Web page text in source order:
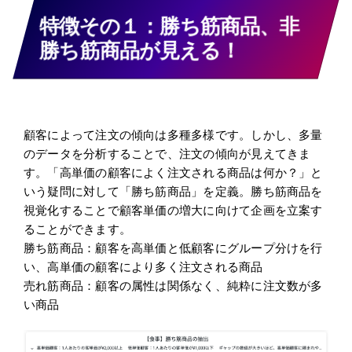
特徴その１：勝ち筋商品、非
勝ち筋商品が見える！
顧客によって注文の傾向は多種多様です。しかし、多量
のデータを分析することで、注文の傾向が見えてきま
す。「高単価の顧客によく注文される商品は何か？」と
いう疑問に対して「勝ち筋商品」を定義。勝ち筋商品を
視覚化することで顧客単価の増大に向けて企画を立案す
ることができます。
勝ち筋商品：顧客を高単価と低顧客にグループ分けを行
い、高単価の顧客により多く注文される商品
売れ筋商品：顧客の属性は関係なく、純粋に注文数が多
い商品